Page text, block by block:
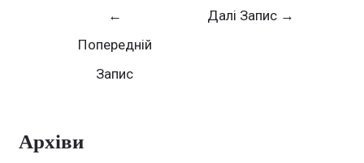
←
Попередній
Запис
Далі Запис →
Архіви